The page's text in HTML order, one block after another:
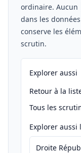
ordinaire. Aucun
dans les
conserve les
scrutin.
Explorer aussi
Retour à la
Tous les
Explorer aussi
Droite